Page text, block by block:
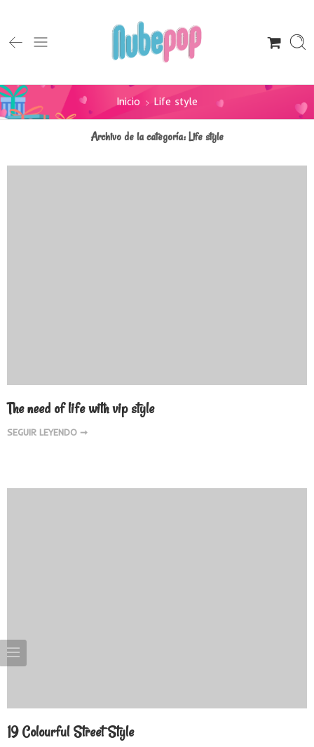
Inicio Life style
Archivo de la categoría:Life style
The need of life with vip style
SEGUIR LEYENDO ➞
19 Colourful Street Style